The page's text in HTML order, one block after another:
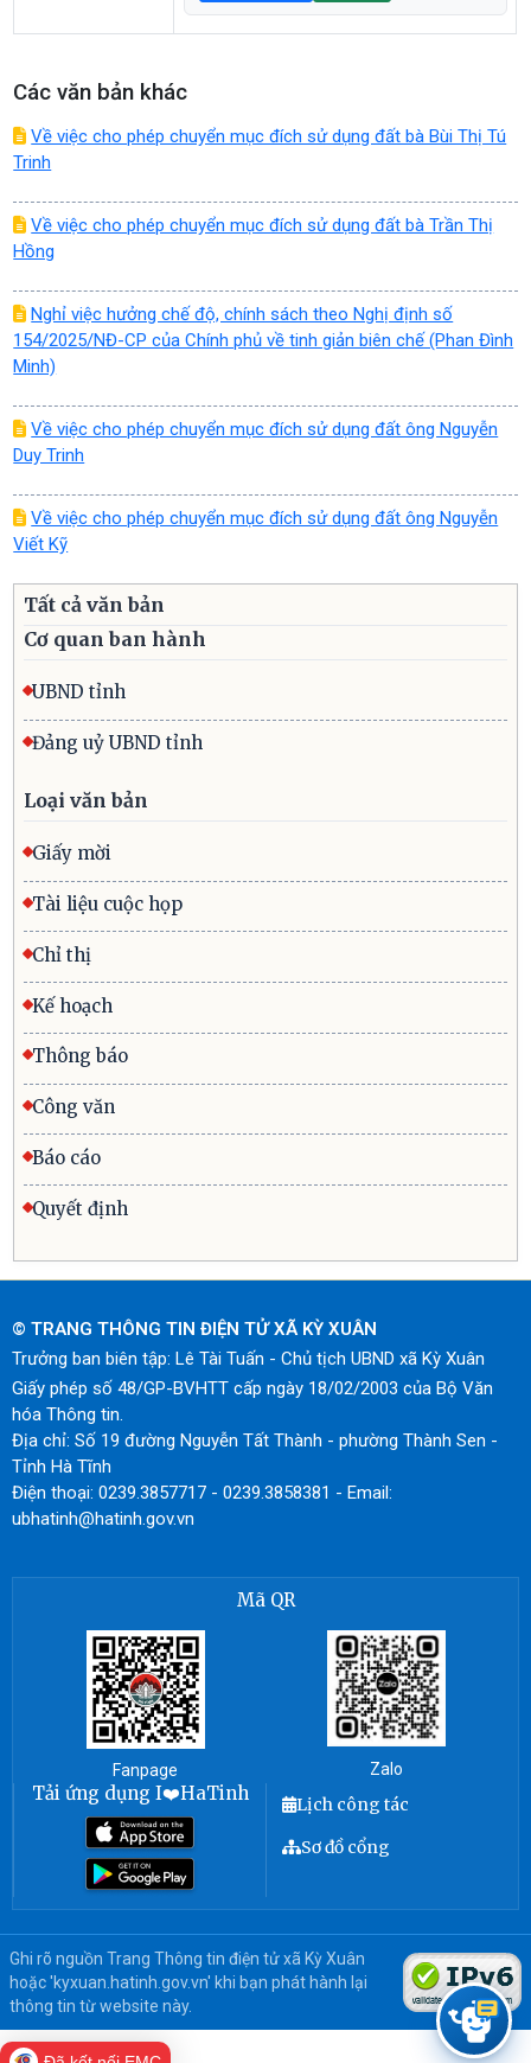
Các văn bản khác
Về việc cho phép chuyển mục đích sử dụng đất bà Bùi Thị Tú
Trinh
Về việc cho phép chuyển mục đích sử dụng đất bà Trần Thị
Hồng
Nghỉ việc hưởng chế độ, chính sách theo Nghị định số
154/2025/NĐ-CP của Chính phủ về tinh giản biên chế (Phan Đình
Minh)
Về việc cho phép chuyển mục đích sử dụng đất ông Nguyễn
Duy Trinh
Về việc cho phép chuyển mục đích sử dụng đất ông Nguyễn
Viết Kỹ
Tất cả văn bản
Cơ quan ban hành
UBND tỉnh
Đảng uỷ UBND tỉnh
Loại văn bản
Giấy mời
Tài liệu cuộc họp
Chỉ thị
Kế hoạch
Thông báo
Công văn
Báo cáo
Quyết định
© TRANG THÔNG TIN ĐIỆN TỬ XÃ KỲ XUÂN
Trưởng ban biên tập: Lê Tài Tuấn - Chủ tịch UBND xã Kỳ Xuân
Giấy phép số 48/GP-BVHTT cấp ngày 18/02/2003 của Bộ Văn
hóa Thông tin.
Địa chỉ: Số 19 đường Nguyễn Tất Thành - phường Thành Sen -
Tỉnh Hà Tĩnh
Điện thoại: 0239.3857717 - 0239.3858381 - Email:
ubhatinh@hatinh.gov.vn
Mã QR
Fanpage Zalo
Tải ứng dụng I❤️HaTinh
Lịch công tác
Sơ đồ cổng
Ghi rõ nguồn Trang Thông tin điện tử xã Kỳ Xuân
hoặc 'kyxuan.hatinh.gov.vn' khi bạn phát hành lại
thông tin từ website này.